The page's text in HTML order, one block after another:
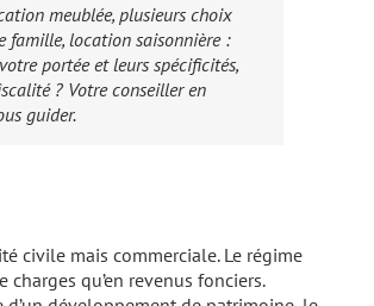
meublée, plusieurs choix
famille, location saisonnière :
portée et leurs spécificités,
? Votre conseiller en
guider.
civile mais commerciale. Le régime
qu’en revenus fonciers.